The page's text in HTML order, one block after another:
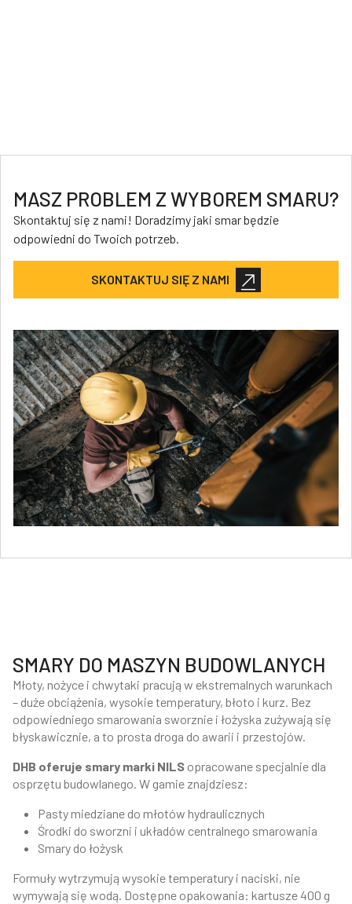
MASZ PROBLEM Z WYBOREM SMARU?
Skontaktuj się z nami! Doradzimy jaki smar będzie
odpowiedni do Twoich potrzeb.
SKONTAKTUJ SIĘ Z NAMI
SMARY DO MASZYN BUDOWLANYCH
Młoty, nożyce i chwytaki pracują w ekstremalnych warunkach
– duże obciążenia, wysokie temperatury, błoto i kurz. Bez
odpowiedniego smarowania sworznie i łożyska zużywają się
błyskawicznie, a to prosta droga do awarii i przestojów.
DHB oferuje smary marki NILS opracowane specjalnie dla
osprzętu budowlanego. W gamie znajdziesz:
Pasty miedziane do młotów hydraulicznych
Środki do sworzni i układów centralnego smarowania
Smary do łożysk
Formuły wytrzymują wysokie temperatury i naciski, nie
wymywają się wodą. Dostępne opakowania: kartusze 400 g